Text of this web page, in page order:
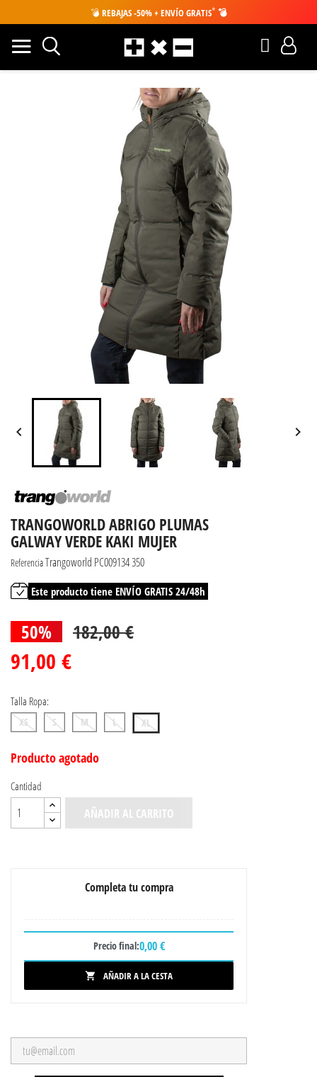
💣 REBAJAS -50% + ENVÍO GRATIS* 💣
 
TRANGOWORLD ABRIGO PLUMAS
GALWAY VERDE KAKI MUJER
ReferenciaTrangoworld PC009134 350
Este producto tiene ENVÍO GRATIS 24/48h
50% 182,00 €
91,00 €
Talla Ropa:
XS S M L XL
Producto agotado
Cantidad
AÑADIR AL CARRITO
Completa tu compra
Precio final:0,00 €
 AÑADIR A LA CESTA